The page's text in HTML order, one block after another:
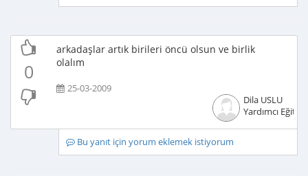
0
arkadaşlar artık birileri öncü olsun ve birlik
olalım
25-03-2009
Dila USLU
Yardımcı
Bu yanıt için yorum eklemek istiyorum